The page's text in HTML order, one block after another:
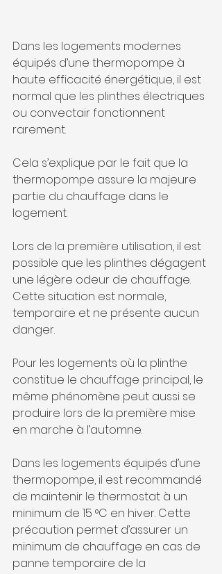
Dans les logements modernes
équipés d’une thermopompe à
haute efficacité énergétique, il est
normal que les plinthes électriques
ou convectair fonctionnent
rarement.
Cela s’explique par le fait que la
thermopompe assure la majeure
partie du chauffage dans le
logement.
Lors de la première utilisation, il est
possible que les plinthes dégagent
une légère odeur de chauffage.
Cette situation est normale,
temporaire et ne présente aucun
danger.
Pour les logements où la plinthe
constitue le chauffage principal, le
même phénomène peut aussi se
produire lors de la première mise
en marche à l’automne.
Dans les logements équipés d’une
thermopompe, il est recommandé
de maintenir le thermostat à un
minimum de 15 °C en hiver. Cette
précaution permet d’assurer un
minimum de chauffage en cas de
panne temporaire de la